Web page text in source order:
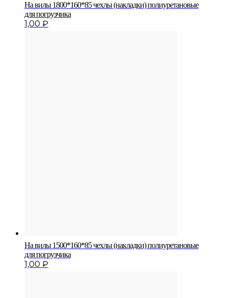
На вилы 1800*160*85 чехлы (накладки) полиуретановые
для погрузчика
1,00 ₽
На вилы 1500*160*85 чехлы (накладки) полиуретановые
для погрузчика
1,00 ₽